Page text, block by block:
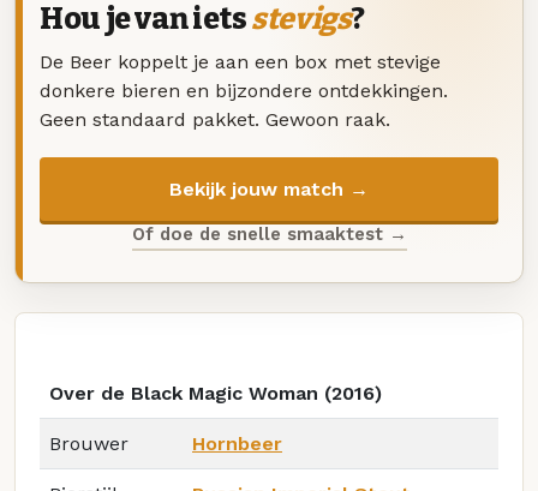
Hou je van ietsstevigs?
De Beer koppelt je aan een box met stevige
donkere bieren en bijzondere ontdekkingen.
Geen standaard pakket. Gewoon raak.
Bekijk jouw match →
Of doe de snelle smaaktest →
Over de Black Magic Woman (2016)
Brouwer Hornbeer